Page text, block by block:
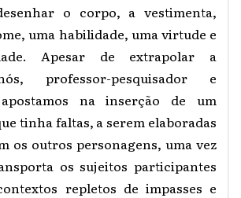
o corpo, a vestimenta,
uma habilidade, uma virtude e
Apesar de extrapolar a
professor-pesquisador e
na inserção de um
tinha faltas, a serem elaboradas
os outros personagens, uma vez
os sujeitos participantes
repletos de impasses e